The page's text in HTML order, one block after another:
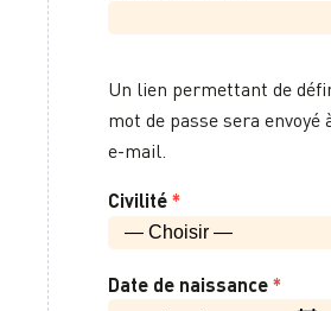
Un lien permettant de
mot de passe sera envoyé
e-mail.
Civilité*
Date de naissance*